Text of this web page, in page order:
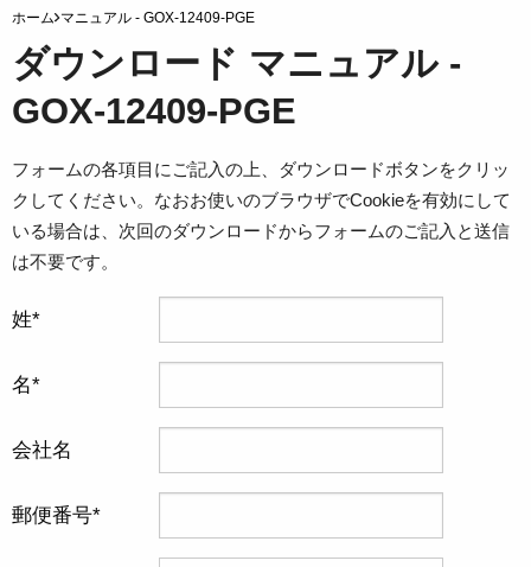
ホーム マニュアル - GOX-12409-PGE
ダウンロード マニュアル -
GOX-12409-PGE
フォームの各項目にご記入の上、ダウンロードボタンをクリッ
クしてください。なおお使いのブラウザでCookieを有効にして
いる場合は、次回のダウンロードからフォームのご記入と送信
は不要です。
姓
名
会社名
郵便番号